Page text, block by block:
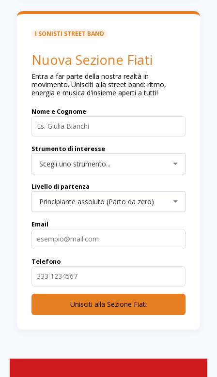
I SONISTI STREET BAND
Nuova Sezione Fiati
Entra a far parte della nostra realtà in
movimento. Unisciti alla street band: ritmo,
energia e musica d'insieme aperti a tutti!
Nome e Cognome
Strumento di interesse
Scegli uno strumento...
Livello di partenza
Principiante assoluto (Parto da zero)
Email
Telefono
Unisciti alla Sezione Fiati